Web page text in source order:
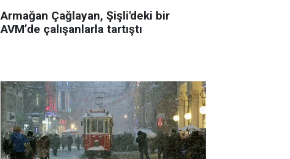
Armağan Çağlayan, Şişli'deki bir
AVM’de çalışanlarla tartıştı